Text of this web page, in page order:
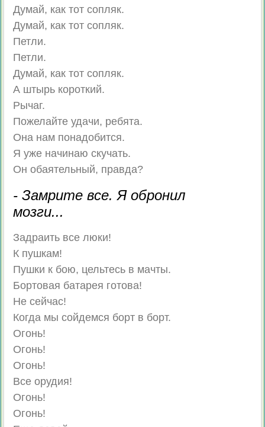
Думай, как тот сопляк.
Думай, как тот сопляк.
Петли.
Петли.
Думай, как тот сопляк.
А штырь короткий.
Рычаг.
Пожелайте удачи, ребята.
Она нам понадобится.
Я уже начинаю скучать.
Он обаятельный, правда?
- Замрите все. Я обронил
мозги...
Задраить все люки!
К пушкам!
Пушки к бою, цельтесь в мачты.
Бортовая батарея готова!
Не сейчас!
Когда мы сойдемся борт в борт.
Огонь!
Огонь!
Огонь!
Все орудия!
Огонь!
Огонь!